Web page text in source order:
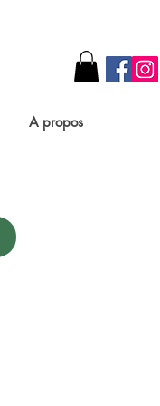
A propos